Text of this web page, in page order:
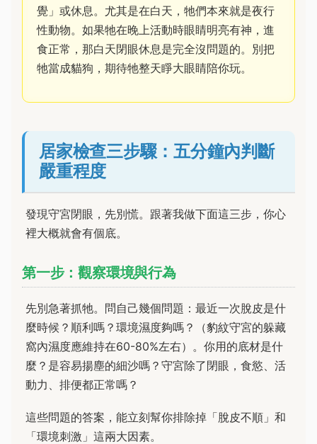
覺」或休息。尤其是在白天，牠們本來就是夜行
性動物。如果牠在晚上活動時眼睛明亮有神，進
食正常，那白天閉眼休息是完全沒問題的。別把
牠當成貓狗，期待牠整天睜大眼睛陪你玩。
居家檢查三步驟：五分鐘內判斷
嚴重程度
發現守宮閉眼，先別慌。跟著我做下面這三步，你心
裡大概就會有個底。
第一步：觀察環境與行為
先別急著抓牠。問自己幾個問題：最近一次脫皮是什
麼時候？順利嗎？環境濕度夠嗎？（豹紋守宮的躲藏
窩內濕度應維持在60-80%左右）。你用的底材是什
麼？是容易揚塵的細沙嗎？守宮除了閉眼，食慾、活
動力、排便都正常嗎？
這些問題的答案，能立刻幫你排除掉「脫皮不順」和
「環境刺激」這兩大因素。